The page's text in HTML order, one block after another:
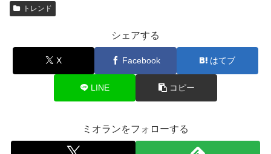
トレンド
シェアする
X Facebook はてブ
LINE コピー
ミオランをフォローする